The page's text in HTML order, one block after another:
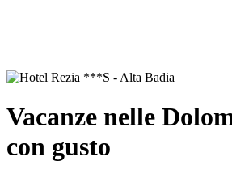
Vacanze nelle
con gusto